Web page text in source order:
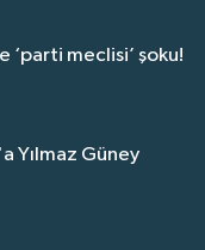
‘parti meclisi’ şoku!
Yılmaz Güney